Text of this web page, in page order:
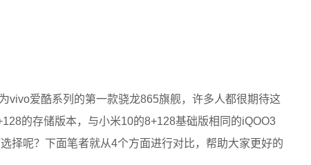
vivo爱酷系列的第一款骁龙865旗舰，许多人都很期待这
的存储版本，与小米10的8+128基础版相同的iQOO3
择呢？下面笔者就从4个方面进行对比，帮助大家更好的